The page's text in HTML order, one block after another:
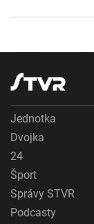
Jednotka
Dvojka
24
Šport
Správy STVR
Podcasty